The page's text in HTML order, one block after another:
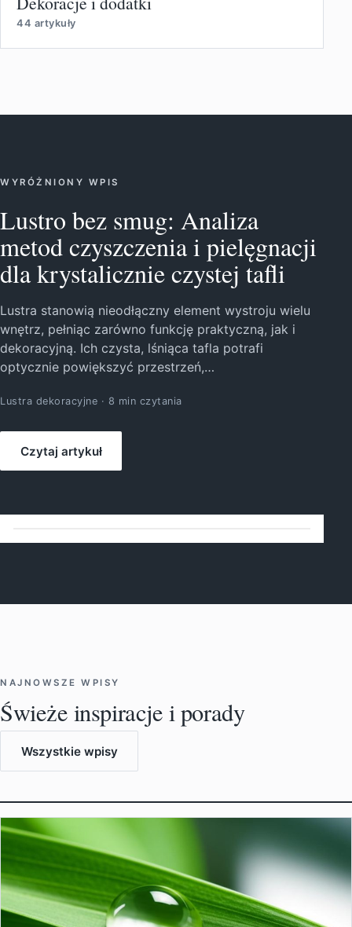
44 artykuły
WYRÓŻNIONY WPIS
Lustro bez smug: Analiza
metod czyszczenia i pielęgnacji
dla krystalicznie czystej tafli
Lustra stanowią nieodłączny element wystroju wielu
wnętrz, pełniąc zarówno funkcję praktyczną, jak i
dekoracyjną. Ich czysta, lśniąca tafla potrafi
optycznie powiększyć przestrzeń,…
Lustra dekoracyjne · 8 min czytania
Czytaj artykuł
NAJNOWSZE WPISY
Świeże inspiracje i porady
Wszystkie wpisy